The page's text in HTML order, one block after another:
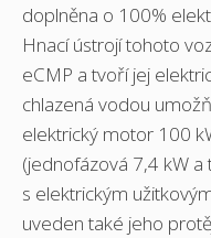
doplněna o 100%
Hnací ústrojí tohoto
eCMP a tvoří jej
chlazená vodou
elektrický motor 100
(jednofázová 7,4 kW a
s elektrickým
uveden také jeho